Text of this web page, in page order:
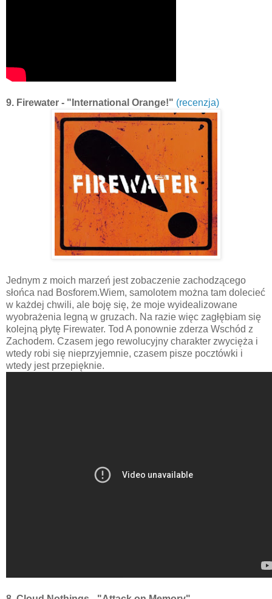
9. Firewater - "International Orange!" (recenzja)
Jednym z moich marzeń jest zobaczenie zachodzącego
słońca nad Bosforem.Wiem, samolotem można tam dolecieć
w każdej chwili, ale boję się, że moje wyidealizowane
wyobrażenia legną w gruzach. Na razie więc zagłębiam się
kolejną płytę Firewater. Tod A ponownie zderza Wschód z
Zachodem. Czasem jego rewolucyjny charakter zwycięża i
wtedy robi się nieprzyjemnie, czasem pisze pocztówki i
wtedy jest przepięknie.